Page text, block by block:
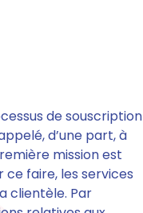
de souscription
d’une part,à
mission est
ce faire, les services
clientèle. Par